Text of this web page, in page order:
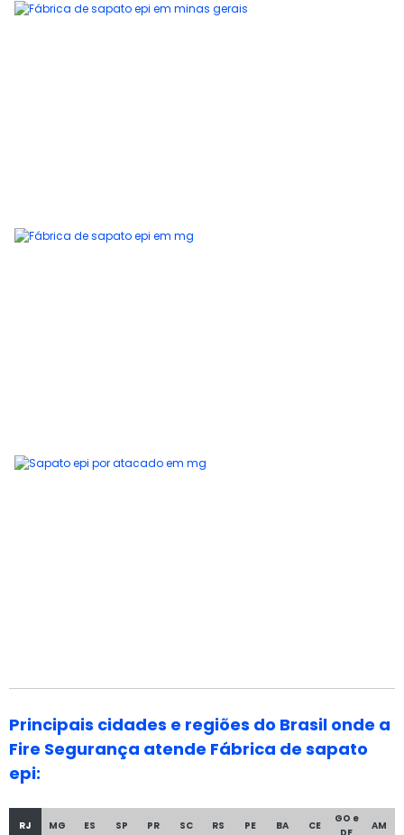
Principais cidades e regiões do Brasil onde a
Fire Segurança atende Fábrica de sapato
epi:
RJ MG ES SP PR SC RS PE BA CE
GO e
AM